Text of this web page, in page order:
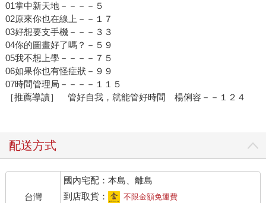
01掌中新天地－－－－５
02原來你也在線上－－１７
03好想要支手機－－－３３
04你的圖畫好了嗎？－５９
05我不想上學－－－－７５
06如果你也有怪症狀－９９
07時間管理局－－－－１１５
［推薦導讀］ 管好自我，就能管好時間 楊俐容－－１２４
配送方式
台灣
國內宅配：本島、離島
到店取貨：
不限金額免運費